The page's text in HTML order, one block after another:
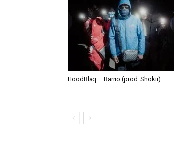
HoodBlaq – Barrio (prod. Shokii)